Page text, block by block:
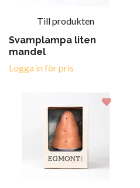
Till produkten
Svamplampa liten
mandel
Logga in för pris